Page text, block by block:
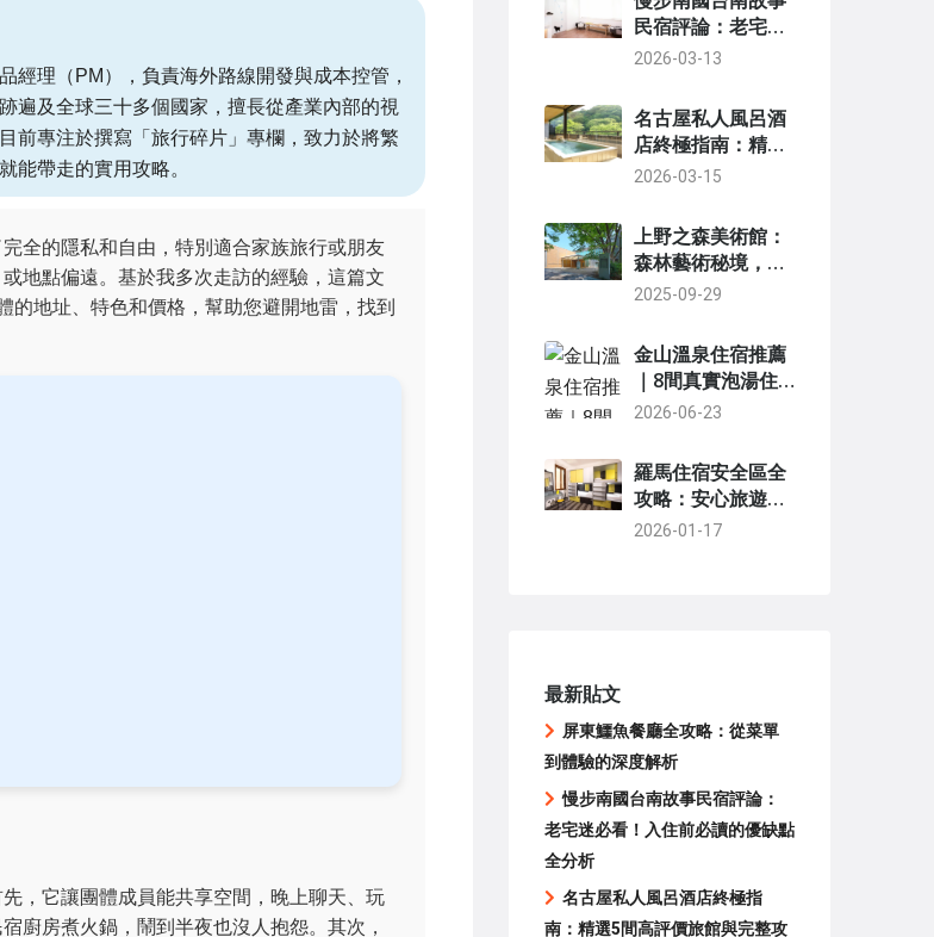
經理（PM），負責海外路線開發與成本控管，
遍及全球三十多個國家，擅長從產業內部的視
前專注於撰寫「旅行碎片」專欄，致力於將繁
能帶走的實用攻略。
全的隱私和自由，特別適合家族旅行或朋友
地點偏遠。基於我多次走訪的經驗，這篇文
地址、特色和價格，幫助您避開地雷，找到
，它讓團體成員能共享空間，晚上聊天、玩
廚房煮火鍋，鬧到半夜也沒人抱怨。其次，
民宿評論：老宅迷
必看！入住前必讀
2026-03-13
名古屋私人風呂酒
店終極指南：精選
5間高評價旅館與
2026-03-15
上野之森美術館：
森林藝術秘境，購
票交通展覽美食全
2025-09-29
金山溫泉住宿推薦
｜8間真實泡湯住
宿實測評比
2026-06-23
羅馬住宿安全區全
攻略：安心旅遊的
區域選擇與實用建
2026-01-17
最新貼文
屏東鱷魚餐廳全攻略：從菜單
到體驗的深度解析
慢步南國台南故事民宿評論：
老宅迷必看！入住前必讀的優缺點
全分析
名古屋私人風呂酒店終極指
南：精選5間高評價旅館與完整攻